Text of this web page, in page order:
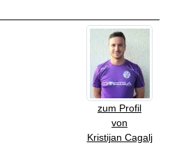
zum Profil
von
Kristijan Cagalj